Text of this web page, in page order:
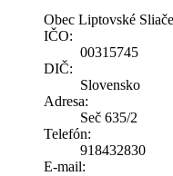
Obec Liptovské Sliače
IČO:
00315745
DIČ:
Slovensko
Adresa:
Seč 635/2
Telefón:
918432830
E-mail: